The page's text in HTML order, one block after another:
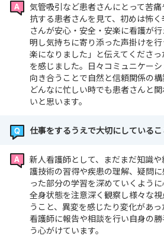
気管吸引など患者さんにとって苦
抗する患者さんを見て、初めは怖
さんが安心・安全・安楽に看護が
明し気持ちに寄り添った声掛けを行
楽になりました」と伝えてくださ
を感じました。日々コミュニケー
向き合うことで自然と信頼関係の構
どんなに忙しい時でも患者さんと
いと思います。
仕事をするうえで大切にしているこ
新人看護師として、まだまだ知識
護技術の習得や疾患の理解、疑問
った部分の学習を深めていくように
全身状態を注意深く観察し様々な
うこと、異変を感じたり変化があ
看護師に報告や相談を行い自身の
う心がけています。